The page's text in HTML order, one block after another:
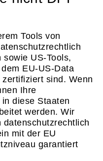
Tools von
US-Tools,
EU-US-Data
sind. Wenn
Ihre
diese Staaten
werden. Wir
mit der EU
garantiert